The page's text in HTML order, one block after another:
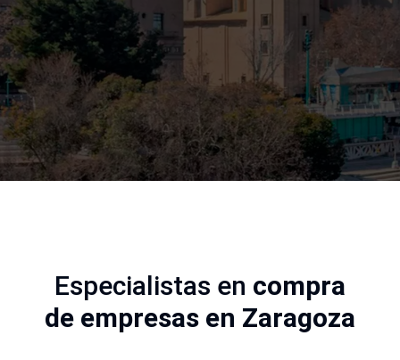
SOLICITAR INFORMACIÓN
Especialistas en compra
de empresas en Zaragoza